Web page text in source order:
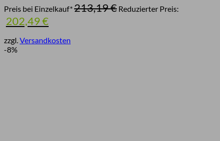
Preis bei Einzelkauf*213,19€ Ursprünglicher
Preis
Reduzierter Preis:
202,49€
Preis
ist:
202,49 €.
zzgl.Versandkosten
-8%